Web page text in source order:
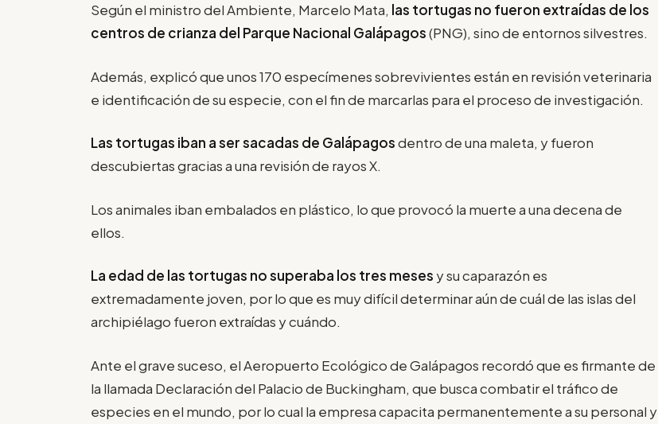
Según el ministro del Ambiente, Marcelo Mata, las tortugas no fueron extraídas de los
centros de crianza del Parque Nacional Galápagos(PNG), sino de entornos silvestres.
Además, explicó que unos 170 especímenes sobrevivientes están en revisión veterinaria
e identificación de su especie, con el fin de marcarlas para el proceso de investigación.
Las tortugas iban a ser sacadas de Galápagosdentro de una maleta, y fueron
descubiertas gracias a una revisión de rayos X.
Los animales iban embalados en plástico, lo que provocó la muerte a una decena de
ellos.
La edad de las tortugas no superaba los tres meses y su caparazón es
extremadamente joven, por lo que es muy difícil determinar aún de cuál de las islas del
archipiélago fueron extraídas y cuándo.
Ante el grave suceso, el Aeropuerto Ecológico de Galápagos recordó que es firmante de
la llamada Declaración del Palacio de Buckingham, que busca combatir el tráfico de
especies en el mundo, por lo cual la empresa capacita permanentemente a su personal y